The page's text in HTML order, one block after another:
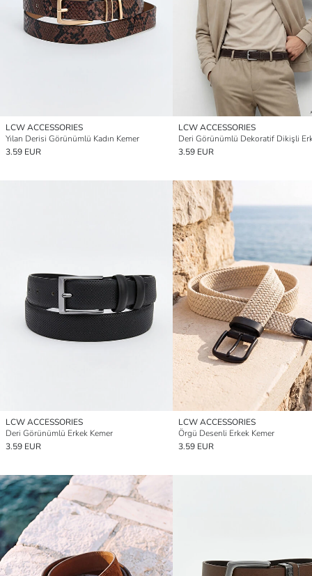
LCW ACCESSORIES
Yılan Derisi Görünümlü Kadın Kemer
3.59 EUR
LCW ACCESSORIES
3.59 EUR
LCW ACCESSORIES
Deri Görünümlü Erkek Kemer
3.59 EUR
LCW ACCESSORIES
Örgü Desenli Erkek Kemer
3.59 EUR